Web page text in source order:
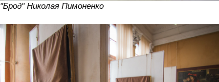
"Брод" Николая Пимоненко